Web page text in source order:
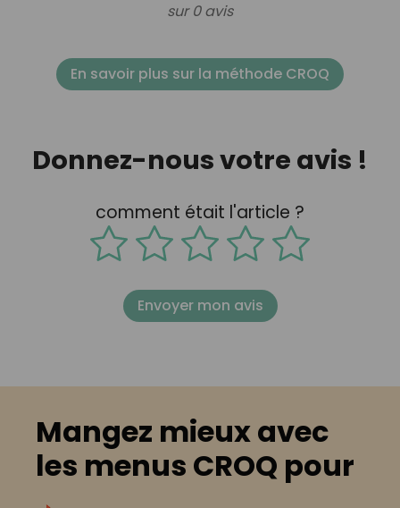
sur 0 avis
En savoir plus sur la méthode CROQ
Donnez-nous votre avis !
comment était l'article ?
Envoyer mon avis
Mangez mieux avec
les menus CROQ pour